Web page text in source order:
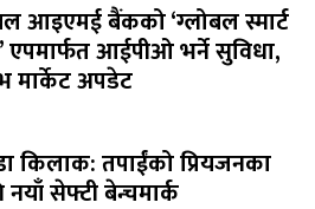
आइएमई बैंकको ‘ग्लोबल स्मार्ट
एपमार्फत आईपीओ भर्ने सुविधा,
मार्केट अपडेट
किलाक: तपाईंको प्रियजनका
नयाँ सेफ्टी बेन्चमार्क